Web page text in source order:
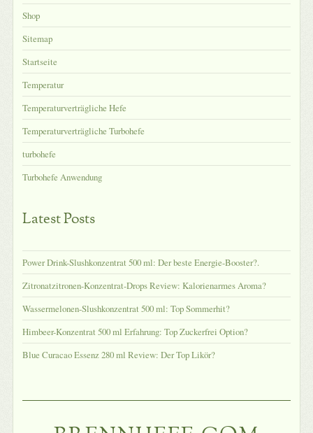
Shop
Sitemap
Startseite
Temperatur
Temperaturverträgliche Hefe
Temperaturverträgliche Turbohefe
turbohefe
Turbohefe Anwendung
Latest Posts
Power Drink-Slushkonzentrat 500 ml: Der beste Energie-Booster?.
Zitronatzitronen-Konzentrat-Drops Review: Kalorienarmes Aroma?
Wassermelonen-Slushkonzentrat 500 ml: Top Sommerhit?
Himbeer-Konzentrat 500 ml Erfahrung: Top Zuckerfrei Option?
Blue Curacao Essenz 280 ml Review: Der Top Likör?